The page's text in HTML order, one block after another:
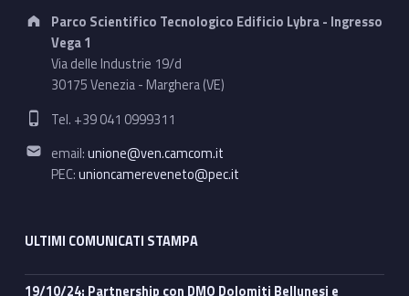
Address:
Parco Scientifico Tecnologico Edificio Lybra - Ingresso
Vega 1
Via delle Industrie 19/d
30175 Venezia - Marghera (VE)
Phone number:
Tel. +39 041 0999311
Email address:
email:unione@ven.camcom.it
PEC:unioncamereveneto@pec.it
ULTIMI COMUNICATI STAMPA
19/10/24: Partnership con DMO Dolomiti Bellunesi e